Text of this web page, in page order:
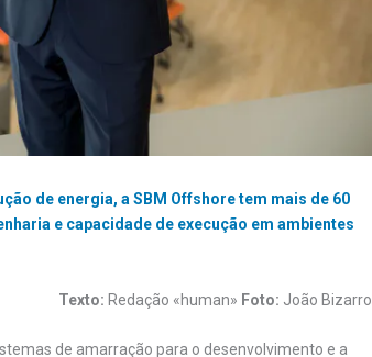
de energia, a SBM Offshore tem mais de 60
e capacidade de execução em ambientes
Texto: Redação «human» Foto: João Bizarro
de amarração para o desenvolvimento e a